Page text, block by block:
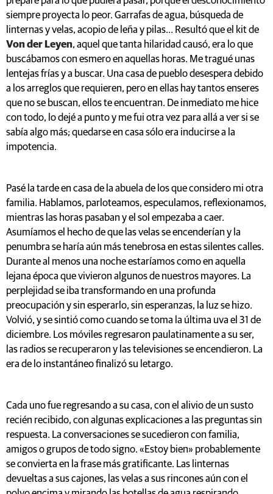
siempre proyecta lo peor. Garrafas de agua, búsqueda de
linternas y velas, acopio de leña y pilas… Resultó que el kit de
Von der Leyen, aquel que tanta hilaridad causó, era lo que
buscábamos con esmero en aquellas horas. Me tragué unas
lentejas frías y a buscar. Una casa de pueblo desespera debido
a los arreglos que requieren, pero en ellas hay tantos enseres
que no se buscan, ellos te encuentran. De inmediato me hice
con todo, lo dejé a punto y me fui otra vez para allá a ver si se
sabía algo más; quedarse en casa sólo era inducirse a la
impotencia.
Pasé la tarde en casa de la abuela de los que considero mi otra
familia. Hablamos, parloteamos, especulamos, reflexionamos,
mientras las horas pasaban y el sol empezaba a caer.
Asumíamos el hecho de que las velas se encenderían y la
penumbra se haría aún más tenebrosa en estas silentes calles.
Durante al menos una noche estaríamos como en aquella
lejana época que vivieron algunos de nuestros mayores. La
perplejidad se iba transformando en una profunda
preocupación y sin esperarlo, sin esperanzas, la luz se hizo.
Volvió, y se sintió como cuando se toma la última uva el 31 de
diciembre. Los móviles regresaron paulatinamente a su ser,
las radios se recuperaron y las televisiones se encendieron. La
era de lo instantáneo finalizó su letargo.
Cada uno fue regresando a su casa, con el alivio de un susto
recién recibido, con algunas explicaciones a las preguntas sin
respuesta. La conversaciones se sucedieron con familia,
amigos o grupos de todo signo. «Estoy bien» probablemente
se convierta en la frase más gratificante. Las linternas
devueltas a sus cajones, las velas a sus rincones aún con el